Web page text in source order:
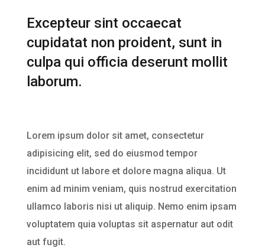
Excepteur sint occaecat
cupidatat non proident, sunt in
culpa qui officia deserunt mollit
laborum.
Lorem ipsum dolor sit amet, consectetur
adipisicing elit, sed do eiusmod tempor
incididunt ut labore et dolore magna aliqua. Ut
enim ad minim veniam, quis nostrud exercitation
ullamco laboris nisi ut aliquip. Nemo enim ipsam
voluptatem quia voluptas sit aspernatur aut odit
aut fugit.